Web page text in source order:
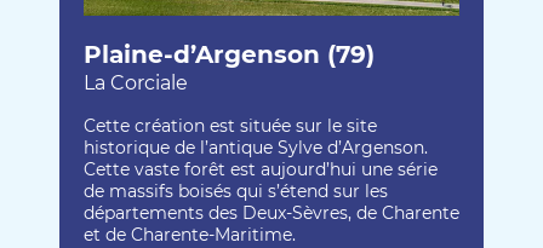
Plaine-d’Argenson (79)
La Corciale
Cette création est située sur le site
historique de l’antique Sylve d’Argenson.
Cette vaste forêt est aujourd’hui une série
de massifs boisés qui s’étend sur les
départements des Deux-Sèvres, de Charente
et de Charente-Maritime.